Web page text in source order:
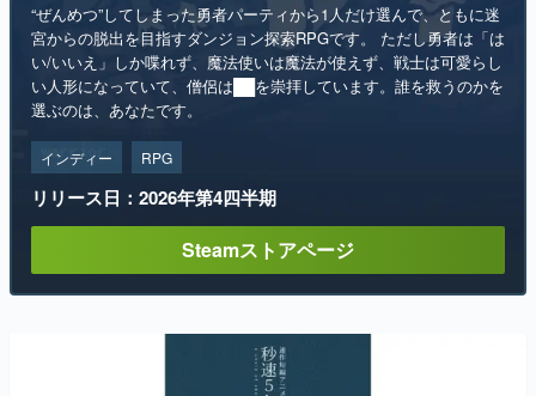
“ぜんめつ”してしまった勇者パーティから1人だけ選んで、ともに迷
宮からの脱出を目指すダンジョン探索RPGです。 ただし勇者は「は
い/いいえ」しか喋れず、魔法使いは魔法が使えず、戦士は可愛らし
い人形になっていて、僧侶は██を崇拝しています。誰を救うのかを
選ぶのは、あなたです。
インディー RPG
リリース日：2026年第4四半期
Steamストアページ